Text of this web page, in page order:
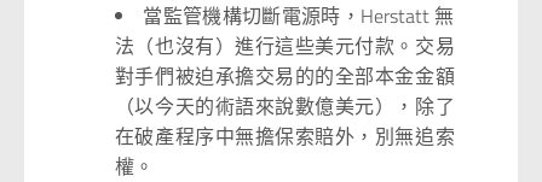
當監管機構切斷電源時，Herstatt 無
法（也沒有）進行這些美元付款。交易
對手們被迫承擔交易的的全部本金金額
（以今天的術語來說數億美元），除了
在破產程序中無擔保索賠外，別無追索
權。